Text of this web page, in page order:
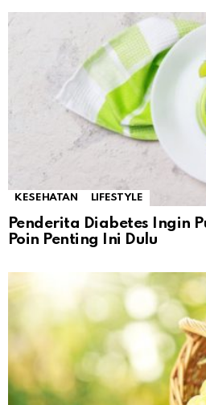
KESEHATAN LIFESTYLE
Penderita Diabetes Ingin
Poin Penting Ini Dulu